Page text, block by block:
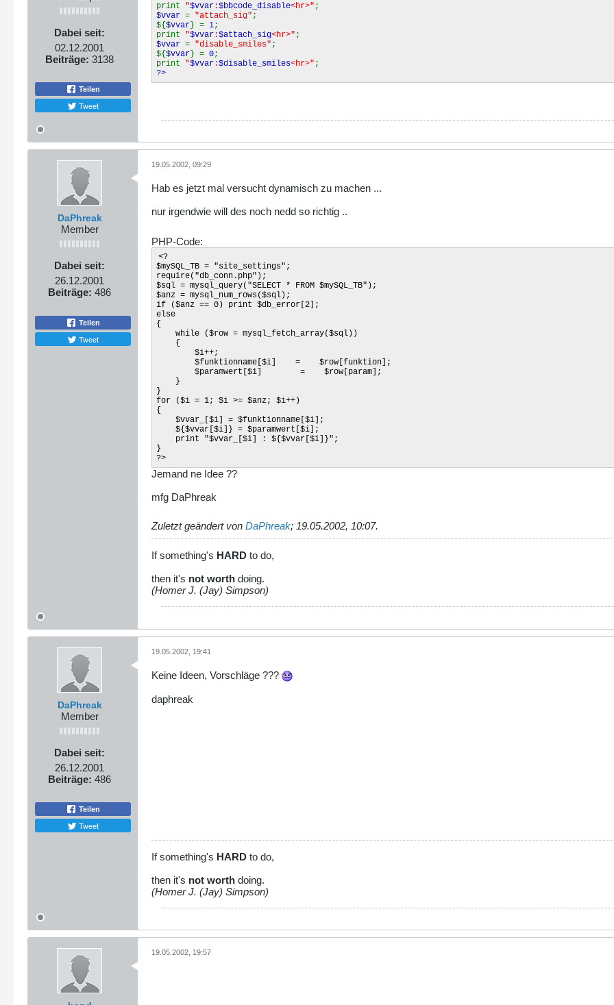
Dabei seit:
02.12.2001
Beiträge: 3138
Teilen
Tweet
print "$vvar :$bbcode_disable<hr>" ;
$vvar = "attach_sig" ;
${$vvar} = 1;
print "$vvar :$attach_sig<hr>" ;
$vvar = "disable_smiles" ;
${$vvar} = 0;
print "$vvar :$disable_smiles<hr>" ;
?>
DaPhreak
Member
Dabei seit:
26.12.2001
Beiträge: 486
Teilen
Tweet
19.05.2002, 09:29
Hab es jetzt mal versucht dynamisch zu machen ...
nur irgendwie will des noch nedd so richtig ..
PHP-Code:
<?
$mySQL_TB = "site_settings";
require("db_conn.php");
$sql = mysql_query("SELECT * FROM $mySQL_TB");
$anz = mysql_num_rows($sql);
if ($anz == 0) print $db_error[2];
else
{
while ($row = mysql_fetch_array($sql))
{
$i++;
$funktionname[$i] = $row[funktion];
$paramwert[$i] = $row[param];
}
}
for ($i = 1; $i >= $anz; $i++)
{
$vvar_[$i] = $funktionname[$i];
${$vvar[$i]} = $paramwert[$i];
print "$vvar_[$i] : ${$vvar[$i]}";
}
?>
Jemand ne Idee ??
mfg DaPhreak
Zuletzt geändert von DaPhreak; 19.05.2002, 10:07.
If something's HARD to do,
then it's not worth doing.
(Homer J. (Jay) Simpson)
DaPhreak
Member
Dabei seit:
26.12.2001
Beiträge: 486
Teilen
Tweet
19.05.2002, 19:41
Keine Ideen, Vorschläge ???
daphreak
If something's HARD to do,
then it's not worth doing.
(Homer J. (Jay) Simpson)
19.05.2002, 19:57